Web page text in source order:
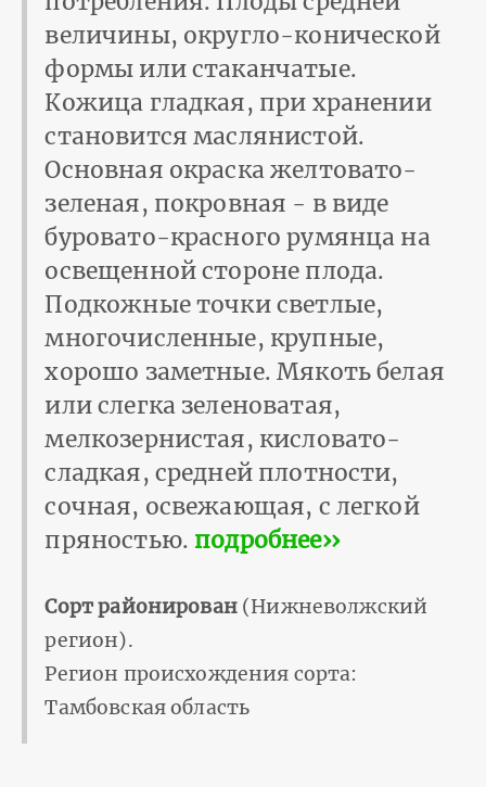
величины, округло-конической
формы или стаканчатые.
Кожица гладкая, при хранении
становится маслянистой.
Основная окраска желтовато-
зеленая, покровная - в виде
буровато-красного румянца на
освещенной стороне плода.
Подкожные точки светлые,
многочисленные, крупные,
хорошо заметные. Мякоть белая
или слегка зеленоватая,
мелкозернистая, кисловато-
сладкая, средней плотности,
сочная, освежающая, с легкой
пряностью. подробнее››
Сорт районирован(Нижневолжский
регион).
Регион происхождения сорта:
Тамбовская область